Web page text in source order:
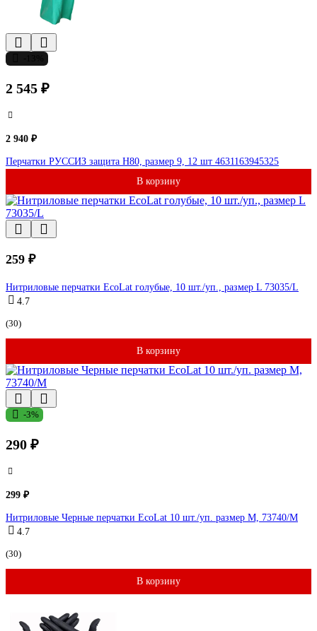
2 545 ₽
2 940 ₽
Перчатки РУССИЗ защита Н80, размер 9, 12 шт 4631163945325
В корзину
259 ₽
Нитриловые перчатки EcoLat голубые, 10 шт./уп., размер L 73035/L
4.7
(30)
В корзину
-3%
290 ₽
299 ₽
Нитриловые Черные перчатки EcoLat 10 шт./уп. размер M, 73740/M
4.7
(30)
В корзину